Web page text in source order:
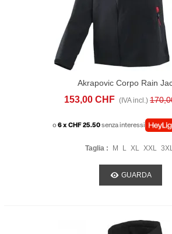
Akrapovic Corpo Rain
153,00 CHF (IVA incl.)
o6 x CHF 25.50senza interessi
Taglia : M L XL XXL
GUARDA